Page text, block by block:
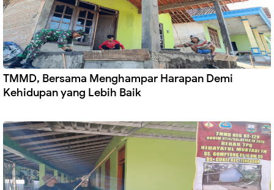
TMMD, Bersama Menghampar Harapan Demi
Kehidupan yang Lebih Baik